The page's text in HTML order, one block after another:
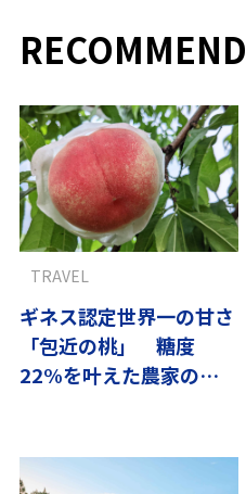
RECOMMEND
ギネス認定世界一の甘さ
「包近の桃」 糖度
22%を叶えた農家の試
TRAVEL